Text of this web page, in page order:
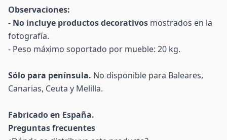
Observaciones:
- No incluye productos decorativos mostrados en la
fotografía.
- Peso máximo soportado por mueble: 20 kg.
Sólo para península. No disponible para Baleares,
Canarias, Ceuta y Melilla.
Fabricado en España.
Preguntas frecuentes